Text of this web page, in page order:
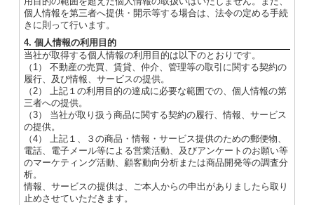
個人情報を第三者へ提供・開示等する場合は、法令の定める手続
きに則って行います。
4. 個人情報の利用目的
当社が取得する個人情報の利用目的は以下のとおりです。
（1） 不動産の売買、賃貸、仲介、管理等の取引に関する契約の
履行、及び情報、サービスの提供。
（2） 上記１の利用目的の達成に必要な範囲での、個人情報の第
三者への提供。
（3） 当社が取り扱う商品に関する契約の履行、情報、サービス
の提供。
（4） 上記１、３の商品・情報・サービス提供のための郵便物、
電話、電子メール等による営業活動、及びアンケートのお願い等
のマーケティング活動、顧客動向分析または商品開発等の調査分
析。
情報、サービスの提供は、ご本人からの申出がありましたら取り
止めさせていただきます。